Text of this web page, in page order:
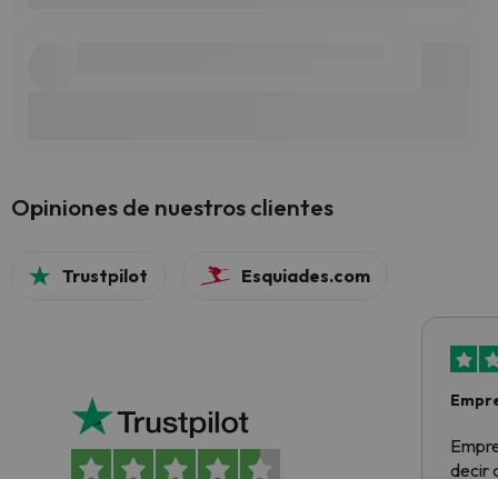
Opiniones de nuestros clientes
Trustpilot Esquiades.com
decir